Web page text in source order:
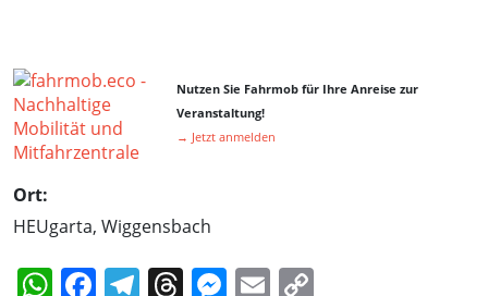
Nutzen Sie Fahrmob für Ihre Anreise zur
Veranstaltung!
→ Jetzt anmelden
Ort:
HEUgarta, Wiggensbach
WhatsApp
Facebook
Telegram
Threads
Messenger
Email